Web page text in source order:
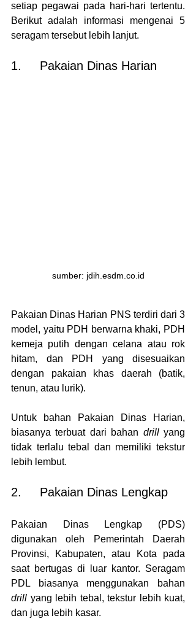
setiap pegawai pada hari-hari tertentu.
Berikut adalah informasi mengenai 5
seragam tersebut lebih lanjut.
1.     Pakaian Dinas Harian
sumber: jdih.esdm.co.id
Pakaian Dinas Harian PNS terdiri dari 3
model, yaitu PDH berwarna khaki, PDH
kemeja putih dengan celana atau rok
hitam, dan PDH yang disesuaikan
dengan pakaian khas daerah (batik,
tenun, atau lurik).
Untuk bahan Pakaian Dinas Harian,
biasanya terbuat dari bahan drill yang
tidak terlalu tebal dan memiliki tekstur
lebih lembut.
2.     Pakaian Dinas Lengkap
Pakaian Dinas Lengkap (PDS)
digunakan oleh Pemerintah Daerah
Provinsi, Kabupaten, atau Kota pada
saat bertugas di luar kantor. Seragam
drill yang lebih tebal, tekstur lebih kuat,
dan juga lebih kasar.